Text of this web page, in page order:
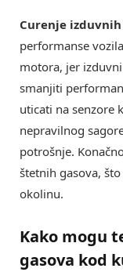
Curenje izduvnih
performanse
motora, jer
smanjiti
uticati na senzore
nepravilnog
potrošnje.
štetnih gasova,
okolinu.
Kako mogu
gasova kod